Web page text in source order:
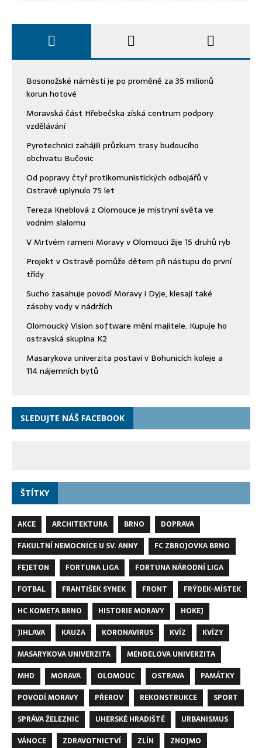
Bosonožské náměstí je po proměně za 35 milionů
korun hotové
Moravská část Hřebečska získá centrum podpory
vzdělávání
Pyrotechnici zahájili průzkum trasy budoucího
obchvatu Bučovic
Od popravy čtyř protikomunistických odbojářů v
Ostravě uplynulo 75 let
Tereza Kneblová z Olomouce je mistryní světa ve
vodním slalomu
V Mrtvém rameni Moravy v Olomouci žije 15 druhů ryb
Projekt v Ostravě pomůže dětem při nástupu do první
třídy
Sucho zasahuje povodí Moravy i Dyje, klesají také
zásoby vody v nádržích
Olomoucký Vision software mění majitele. Kupuje ho
ostravská skupina K2
Masarykova univerzita postaví v Bohunicích koleje a
114 nájemních bytů
SLEDUJTE NÁŠ FACEBOOK
ŠTÍTKY
AKCE ARCHITEKTURA BRNO
DOPRAVA
FAKULTNÍ NEMOCNICE U SV. ANNY
FC ZBROJOVKA BRNO
FEJETON
FORTUNA LIGA
FORTUNA NÁRODNÍ LIGA
FOTBAL
FRANTIŠEK SYNEK FRONT
FRÝDEK-MÍSTEK
HC KOMETA BRNO
HISTORIE MORAVY
HOKEJ
JIHLAVA
KAUZA KORONAVIRUS KVÍZ
KVÍZY
MASARYKOVA UNIVERZITA
MENDELOVA UNIVERZITA
MHD
MORAVA OLOMOUC OSTRAVA
PAMÁTKY
POVODÍ MORAVY
PŘEROV REKONSTRUKCE
SPORT
SPRÁVA ŽELEZNIC
UHERSKÉ HRADIŠTĚ
URBANISMUS
VÁNOCE
ZDRAVOTNICTVÍ ZLÍN
ZNOJMO